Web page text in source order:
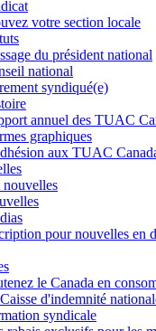
votre section locale
du président national
national
syndiqué(e)
annuel des TUAC
graphiques
aux TUAC
nouvelles
pour nouvelles en
le Canada en
d'indemnité
syndicale